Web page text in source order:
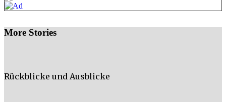
More Stories
Rückblicke und Ausblicke